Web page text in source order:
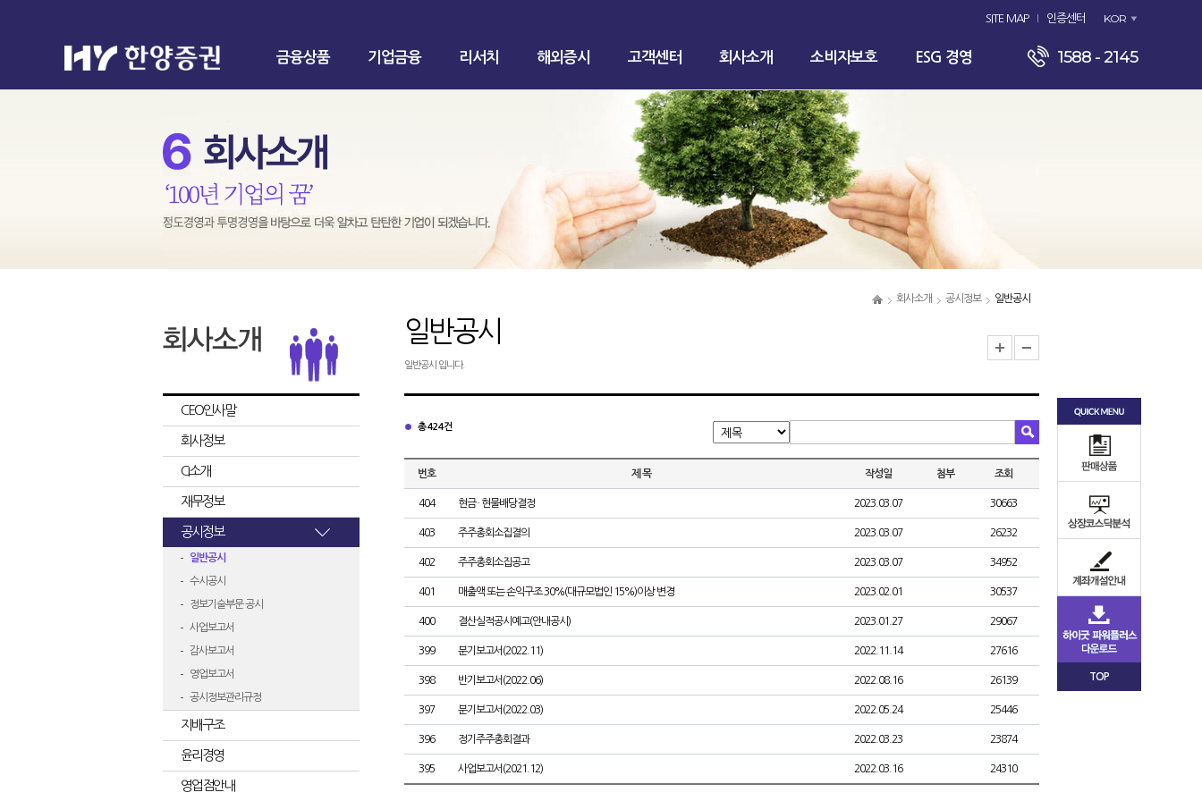
SITE MAP 인증센터 KOR
금융상품 기업금융 리서치 해외증시 고객센터 회사소개 소비자보호 ESG 경영 1588 - 2145
회사소개 공시정보 일반공시
CEO인사말
회사정보
CI소개
재무정보
공시정보
일반공시
수시공시
정보기술부문 공시
사업보고서
감사보고서
영업보고서
공시정보관리규정
지배구조
윤리경영
영업점안내
일반공시
일반공시 입니다.
총 424건
번호 제 목 작성일 첨부 조회
404 현금 · 현물배당결정 2023.03.07 30663
403 주주총회소집결의 2023.03.07 26232
402 주주총회소집공고 2023.03.07 34952
401 매출액 또는 손익구조 30%(대규모법인 15%)이상 변경 2023.02.01 30537
400 결산실적공시예고(안내공시) 2023.01.27 29067
399 분기보고서(2022.11) 2022.11.14 27616
398 반기보고서(2022.06) 2022.08.16 26139
397 분기보고서(2022.03) 2022.05.24 25446
396 정기주주총회결과 2022.03.23 23874
395 사업보고서(2021.12) 2022.03.16 24310
TOP